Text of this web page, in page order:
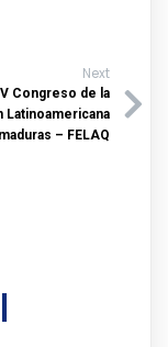
Next
Congreso de la
Latinoamericana
– FELAQ